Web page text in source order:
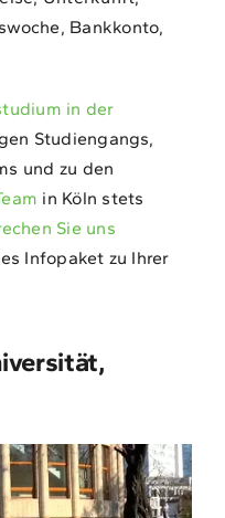
Bankkonto,
in der
Studiengangs,
und zu den
in Köln stets
Sie uns
Infopaket zu Ihrer